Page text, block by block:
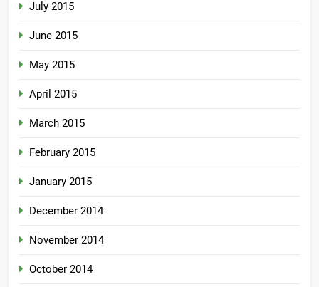
July 2015
June 2015
May 2015
April 2015
March 2015
February 2015
January 2015
December 2014
November 2014
October 2014